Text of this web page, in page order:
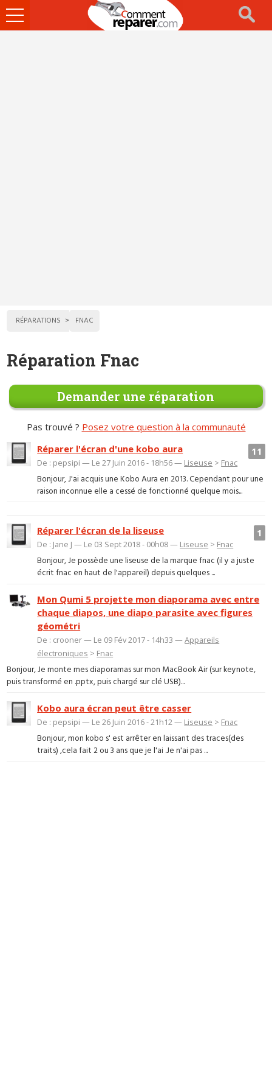
Ouvrir
le
RÉPARATIONS FNAC
Réparation Fnac
Demander une réparation
Pas trouvé ? Posez votre question à la communauté
11
Réparer l'écran d'une kobo aura
De : pepsipi — Le 27 Juin 2016 - 18h56 — Liseuse > Fnac
Bonjour, J'ai acquis une Kobo Aura en 2013. Cependant pour une
raison inconnue elle a cessé de fonctionné quelque mois...
1
Réparer l'écran de la liseuse
De : Jane J — Le 03 Sept 2018 - 00h08 — Liseuse > Fnac
Bonjour, Je possède une liseuse de la marque fnac (il y a juste
écrit fnac en haut de l'appareil) depuis quelques ...
Mon Qumi 5 projette mon diaporama avec entre
chaque diapos, une diapo parasite avec figures
géométri
De : crooner — Le 09 Fév 2017 - 14h33 —Appareils
électroniques > Fnac
Bonjour, Je monte mes diaporamas sur mon MacBook Air (sur keynote,
puis transformé en .pptx, puis chargé sur clé USB)...
Kobo aura écran peut être casser
De : pepsipi — Le 26 Juin 2016 - 21h12 — Liseuse > Fnac
Bonjour, mon kobo s' est arrêter en laissant des traces(des
traits) ,cela fait 2 ou 3 ans que je l'ai .Je n'ai pas ...